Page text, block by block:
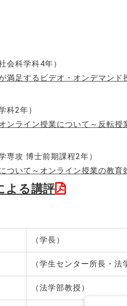
科学科4年）
満足するビデオ・オンデマンド
科2年）
ンライン授業について～反転授
攻 博士前期課程2年）
ついて～オンライン授業の教育
よる講評
（学長）
（学生センター所長・法
（法学部教授）